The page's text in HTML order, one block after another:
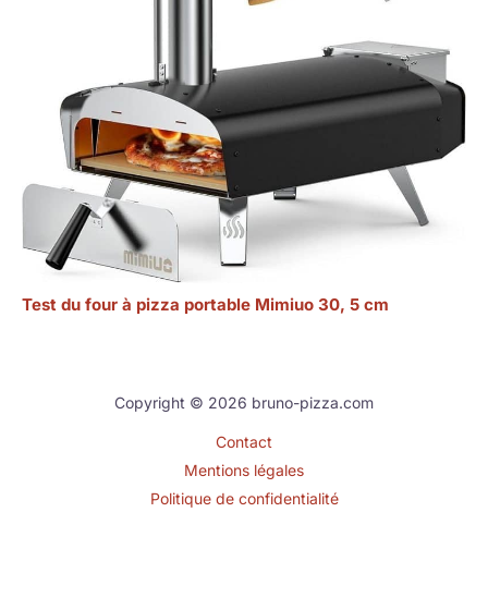
Test du four à pizza portable Mimiuo 30, 5 cm
Copyright © 2026 bruno-pizza.com
Contact
Mentions légales
Politique de confidentialité